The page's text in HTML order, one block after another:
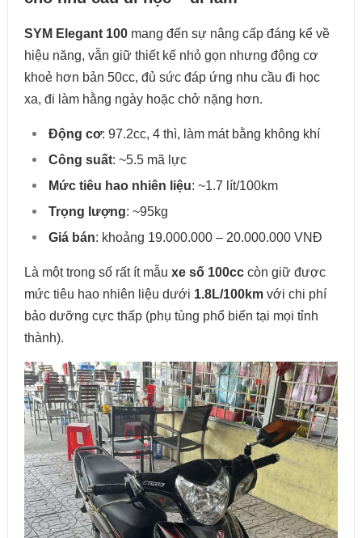
SYM Elegant 100mang đến sự nâng cấp đáng kể về
hiệu năng, vẫn giữ thiết kế nhỏ gọn nhưng động cơ
khoẻ hơn bản 50cc, đủ sức đáp ứng nhu cầu đi học
xa, đi làm hằng ngày hoặc chở nặng hơn.
Động cơ: 97.2cc, 4 thì, làm mát bằng không khí
Công suất: ~5.5 mã lực
Mức tiêu hao nhiên liệu: ~1.7 lít/100km
Trọng lượng: ~95kg
Giá bán: khoảng 19.000.000 – 20.000.000 VNĐ
Là một trong số rất ít mẫu xe số 100cccòn giữ được
mức tiêu hao nhiên liệu dưới 1.8L/100kmvới chi phí
bảo dưỡng cực thấp (phụ tùng phổ biến tại mọi tỉnh
thành).